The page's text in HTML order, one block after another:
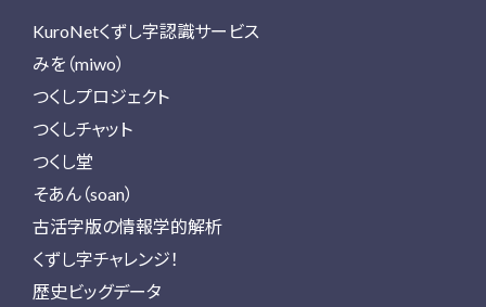
KuroNetくずし字認識サービス
みを（miwo）
つくしプロジェクト
つくしチャット
つくし堂
そあん（soan）
古活字版の情報学的解析
くずし字チャレンジ！
歴史ビッグデータ